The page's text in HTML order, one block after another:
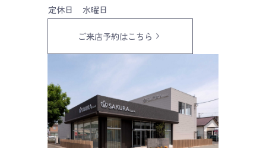
定休日
水曜日
ご来店予約はこちら